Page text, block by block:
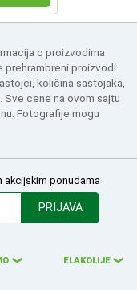
o proizvodima
prehrambreni proizvodi
količina sastojaka,
cene na ovom sajtu
Fotografije mogu
akcijskim ponudama
PRIJAVA
❮ ELAKOLIJE ❮